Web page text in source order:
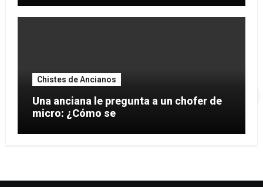
Chistes de Ancianos
Una anciana le pregunta a un chofer de
micro: ¿Cómo se